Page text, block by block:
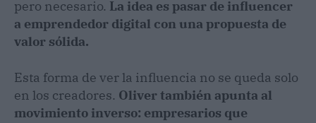
pero necesario. La idea es pasar de influencer
a emprendedor digital con una propuesta de
valor sólida.
Esta forma de ver la influencia no se queda solo
en los creadores. Oliver también apunta al
movimiento inverso: empresarios que